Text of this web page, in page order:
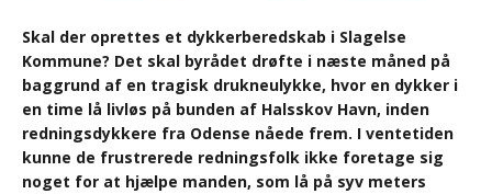
Skal der oprettes et dykkerberedskab i Slagelse
Kommune? Det skal byrådet drøfte i næste måned på
baggrund af en tragisk drukneulykke, hvor en dykker i
en time lå livløs på bunden af Halsskov Havn, inden
redningsdykkere fra Odense nåede frem. I ventetiden
kunne de frustrerede redningsfolk ikke foretage sig
noget for at hjælpe manden, som lå på syv meters